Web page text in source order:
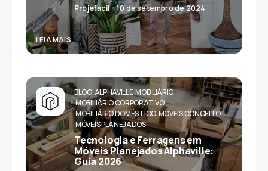
Projefácil 10 de setembro de 2024
LEIA MAIS
BLOG ALPHAVILLE MOBILIÁRIO
MOBILIÁRIO CORPORATIVO
MOBILIÁRIO DOMÉSTICO MÓVEIS CONCEITO
MÓVEIS PLANEJADOS
Tecnologia e Ferragens em
Móveis Planejados Alphaville:
Guia 2026